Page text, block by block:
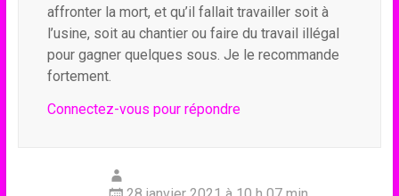
affronter la mort, et qu’il fallait travailler soit à
l’usine, soit au chantier ou faire du travail illégal
pour gagner quelques sous. Je le recommande
fortement.
Connectez-vous pour répondre